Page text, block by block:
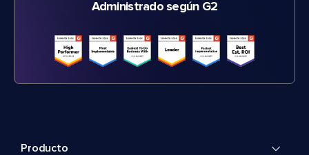
Administrado según G2
Producto